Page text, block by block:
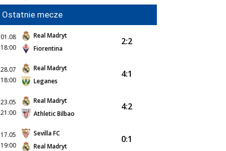
Ostatnie mecze
01.08
18:00
Real Madryt
Fiorentina
2:2
28.07
18:00
Real Madryt
Leganes
4:1
23.05
21:00
Real Madryt
Athletic Bilbao
4:2
17.05
19:00
Sevilla FC
Real Madryt
0:1